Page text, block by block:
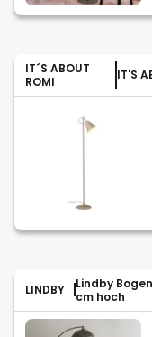
IT´S ABOUT
ROMI
IT'S
LINDBY
Lindby
cm hoch